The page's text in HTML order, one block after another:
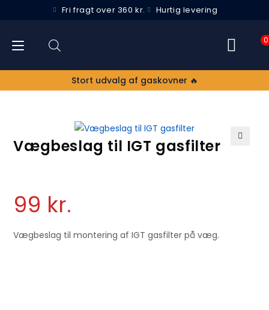
Fri fragt over 360 kr. Hurtig levering
0
Stort udvalg af gaskovner 🔥
Vægbeslag til IGT gasfilter
99 kr.
Vægbeslag til montering af IGT gasfilter på væg.